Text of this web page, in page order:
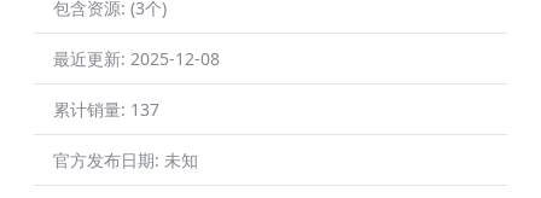
包含资源: (3个)
最近更新: 2025-12-08
累计销量: 137
官方发布日期: 未知